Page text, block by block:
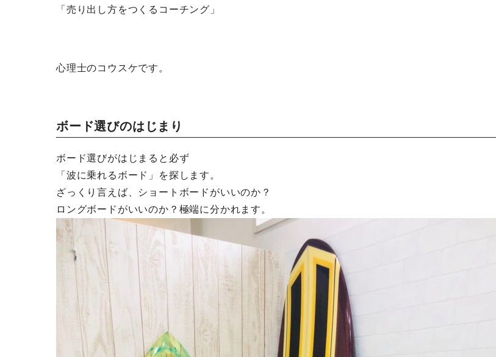
「売り出し方をつくるコーチング」
心理士のコウスケです。
ボード選びのはじまり
ボード選びがはじまると必ず
「波に乗れるボード」を探します。
ざっくり言えば、ショートボードがいいのか？
ロングボードがいいのか？極端に分かれます。